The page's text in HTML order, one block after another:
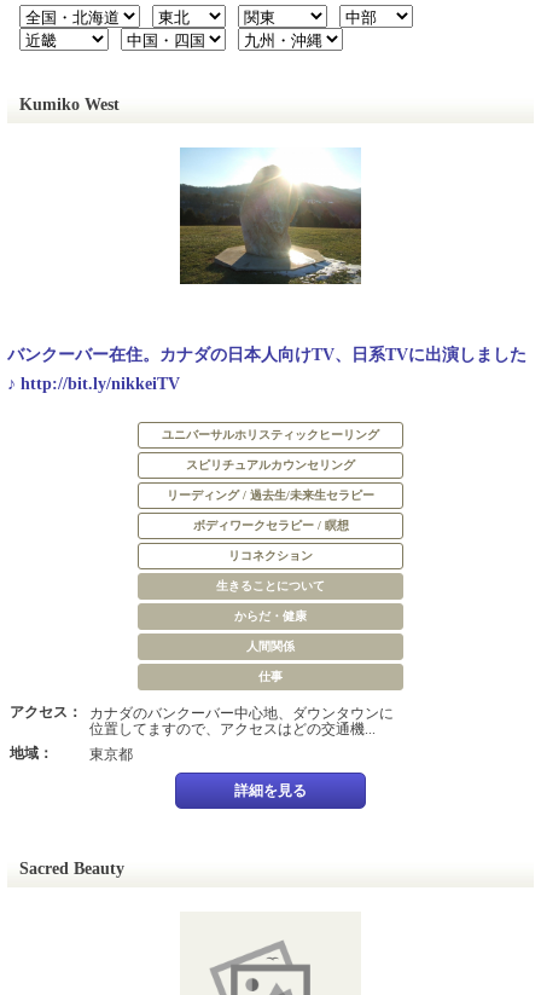
Kumiko West
バンクーバー在住。カナダの日本人向けTV、日系TVに出演しました
♪ http://bit.ly/nikkeiTV
ユニバーサルホリスティックヒーリング
スピリチュアルカウンセリング
リーディング / 過去生/未来生セラピー
ボディワークセラピー / 瞑想
リコネクション
生きることについて
からだ・健康
人間関係
仕事
アクセス：
カナダのバンクーバー中心地、ダウンタウンに
位置してますので、アクセスはどの交通機...
地域：
東京都
詳細を見る
Sacred Beauty